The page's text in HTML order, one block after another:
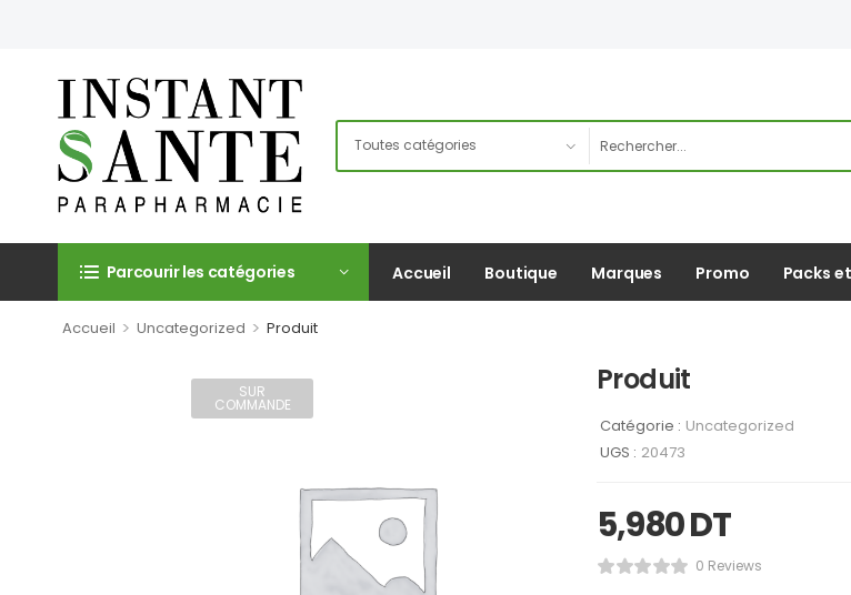
Parcourir les catégories Accueil Boutique Marques Promo Packs
Accueil > Uncategorized > Produit
SUR
COMMANDE
Produit
Catégorie : Uncategorized
UGS : 20473
5,980DT
0 Reviews